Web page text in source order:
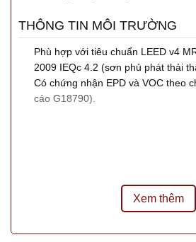
THÔNG TIN MÔI TRƯỜNG
Phù hợp với tiêu chuẩn LEED v4
2009 IEQc 4.2 (sơn phủ phát thải
Có chứng nhận EPD và VOC theo
cáo G18790).
THÔNG TIN SẢN PHẨMXem thêm